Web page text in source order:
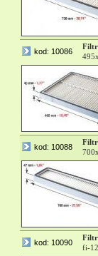
kod: 10086
Filtr
kod: 10088
Filtr
kod: 10090
Filtr
fi-